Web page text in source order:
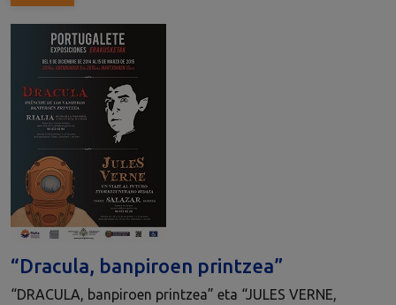
“Dracula, banpiroen printzea”
“DRACULA, banpiroen printzea” eta “JULES VERNE,